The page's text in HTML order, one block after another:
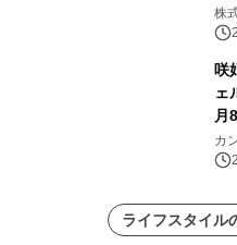
い
株
咲
ェ
月
カ
会
ライフスタイル